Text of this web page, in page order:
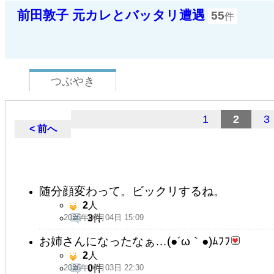
前田敦子 元カレとバッタリ遭遇 55件
つぶやき
< 前へ
1 2 3
随分顔変わって。ビックリするね。
2026年06月04日 15:09
2人
3件
お姉さんになったなぁ…(●´ω｀●)ﾑﾌﾌ
2026年06月03日 22:30
2人
0件